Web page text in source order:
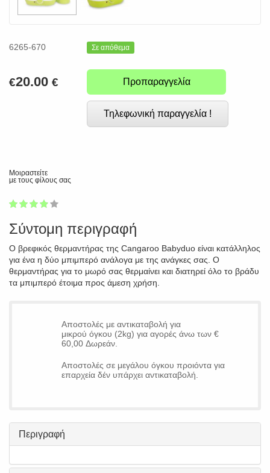
6265-670 Σε απόθεμα
€20.00 € Προπαραγγελία
Τηλεφωνική παραγγελία !
Μοιραστείτε
με τους φίλους σας
1
2
3
4
5
Σύντομη περιγραφή
Ο βρεφικός θερμαντήρας της Cangaroo Babyduo είναι κατάλληλος
για ένα η δύο μπιμπερό ανάλογα με της ανάγκες σας. Ο
θερμαντήρας για το μωρό σας θερμαίνει και διατηρεί όλο το βράδυ
τα μπιμπερό έτοιμα προς άμεση χρήση.
Αποστολές με αντικαταβολή για
μικρού όγκου (2kg) για αγορές άνω των €
60,00 Δωρεάν.
Αποστολές σε μεγάλου όγκου προιόντα για
επαρχεία δέν υπάρχει αντικαταβολή.
Περιγραφή